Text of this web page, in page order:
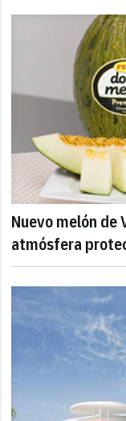
Nuevo melón de
atmósfera